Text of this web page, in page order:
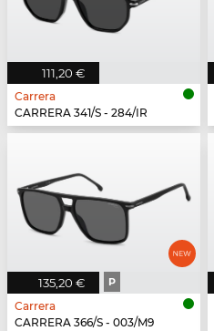
111,20 €
Carrera
CARRERA 341/S - 284/IR
135,20 € P
Carrera
CARRERA 366/S - 003/M9